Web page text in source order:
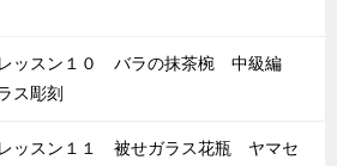
ッスン１０ バラの抹茶椀 中級編
ス彫刻
ッスン１１ 被せガラス花瓶 ヤマセ